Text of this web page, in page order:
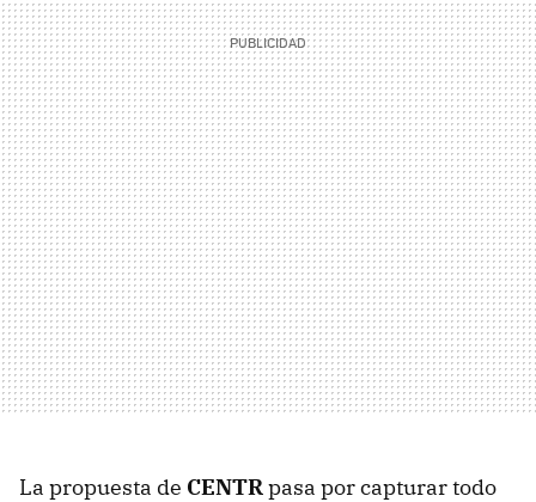
La propuesta de CENTRpasa por capturar todo